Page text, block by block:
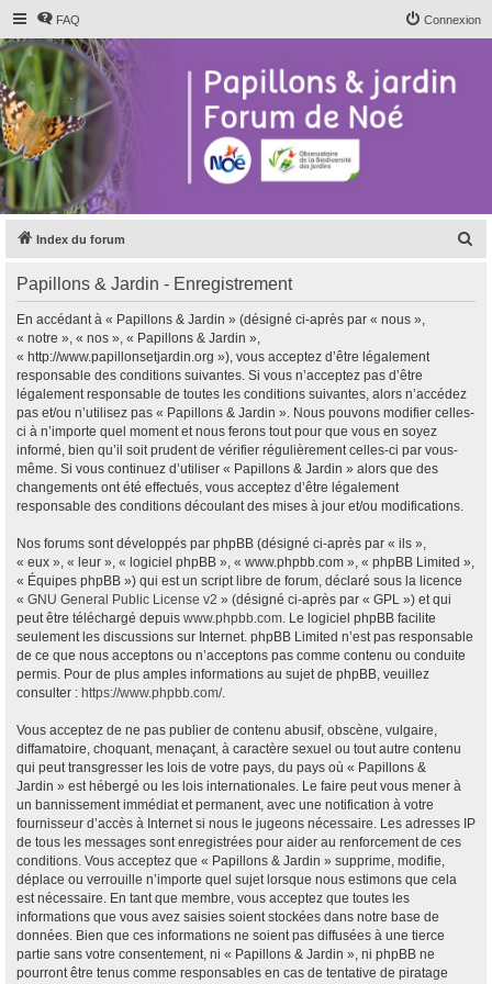
FAQ Connexion
Index du forum
Papillons & Jardin - Enregistrement
En accédant à « Papillons & Jardin » (désigné ci-après par « nous »,
« notre », « nos », « Papillons & Jardin »,
« http://www.papillonsetjardin.org »), vous acceptez d’être légalement
responsable des conditions suivantes. Si vous n’acceptez pas d’être
légalement responsable de toutes les conditions suivantes, alors n’accédez
pas et/ou n’utilisez pas « Papillons & Jardin ». Nous pouvons modifier celles-
ci à n’importe quel moment et nous ferons tout pour que vous en soyez
informé, bien qu’il soit prudent de vérifier régulièrement celles-ci par vous-
même. Si vous continuez d’utiliser « Papillons & Jardin » alors que des
changements ont été effectués, vous acceptez d’être légalement
responsable des conditions découlant des mises à jour et/ou modifications.
Nos forums sont développés par phpBB (désigné ci-après par « ils »,
« eux », « leur », « logiciel phpBB », « www.phpbb.com », « phpBB Limited »,
« Équipes phpBB ») qui est un script libre de forum, déclaré sous la licence
« GNU General Public License v2 » (désigné ci-après par « GPL ») et qui
peut être téléchargé depuis www.phpbb.com. Le logiciel phpBB facilite
seulement les discussions sur Internet. phpBB Limited n’est pas responsable
de ce que nous acceptons ou n’acceptons pas comme contenu ou conduite
permis. Pour de plus amples informations au sujet de phpBB, veuillez
consulter : https://www.phpbb.com/.
Vous acceptez de ne pas publier de contenu abusif, obscène, vulgaire,
diffamatoire, choquant, menaçant, à caractère sexuel ou tout autre contenu
qui peut transgresser les lois de votre pays, du pays où « Papillons &
Jardin » est hébergé ou les lois internationales. Le faire peut vous mener à
un bannissement immédiat et permanent, avec une notification à votre
fournisseur d’accès à Internet si nous le jugeons nécessaire. Les adresses IP
de tous les messages sont enregistrées pour aider au renforcement de ces
conditions. Vous acceptez que « Papillons & Jardin » supprime, modifie,
déplace ou verrouille n’importe quel sujet lorsque nous estimons que cela
est nécessaire. En tant que membre, vous acceptez que toutes les
informations que vous avez saisies soient stockées dans notre base de
données. Bien que ces informations ne soient pas diffusées à une tierce
partie sans votre consentement, ni « Papillons & Jardin », ni phpBB ne
pourront être tenus comme responsables en cas de tentative de piratage